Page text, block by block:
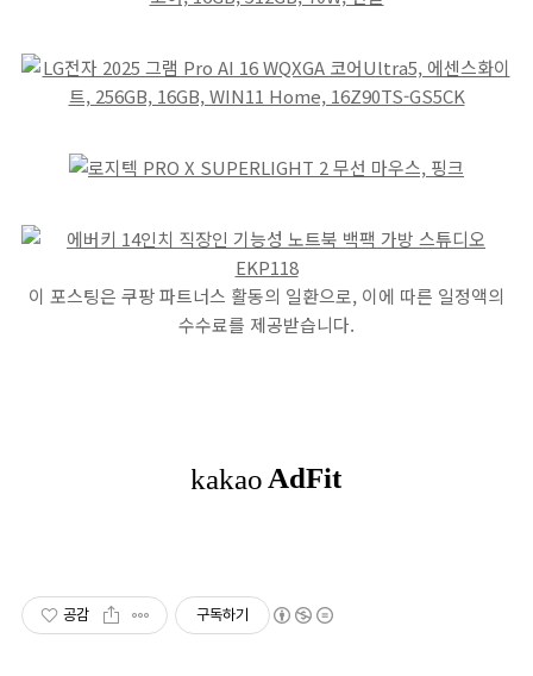
이 포스팅은 쿠팡 파트너스 활동의 일환으로, 이에 따른 일정액의
수수료를 제공받습니다.
공감 구독하기